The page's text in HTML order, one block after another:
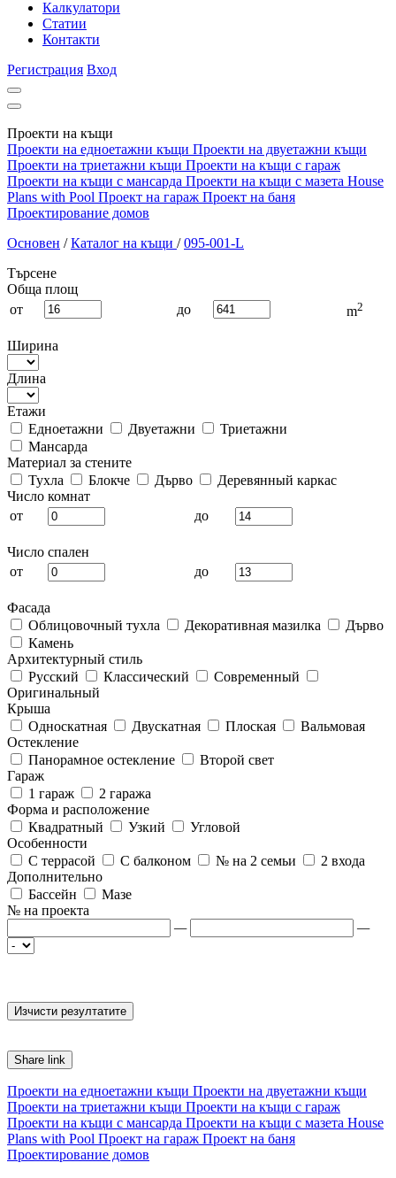
Калкулатори
Статии
Контакти
Регистрация Вход
Проекти на къщи
Проекти на едноетажни къщи Проекти на двуетажни къщи
Проекти на триетажни къщи Проекти на къщи с гараж
Проекти на къщи с мансарда Проекти на къщи с мазета House
Plans with Pool Проект на гараж Проект на баня
Проектирование домов
Основен / Каталог на къщи / 095-001-L
Търсене
Обща площ
от
до m2
Ширина
Длина
Етажи
Едноетажни
Двуетажни
Триетажни
Мансарда
Материал за стените
Тухла
Блокче Дърво
Деревянный каркас
Число комнат
от
до
Число спален
от
до
Фасада
Облицовочный тухла
Декоративная мазилка
Дърво
Камень
Архитектурный стиль
Русский
Классический
Современный
Оригинальный
Крыша
Односкатная
Двускатная Плоская
Вальмовая
Остекление
Панорамное остекление
Второй свет
Гараж
1 гараж
2 гаража
Форма и расположение
Квадратный
Узкий
Угловой
Особенности
С террасой
С балконом № на 2 семьи
2 входа
Дополнительно
Бассейн
Мазе
№ на проекта
—
—
Share link
Проекти на едноетажни къщи Проекти на двуетажни къщи
Проекти на триетажни къщи Проекти на къщи с гараж
Проекти на къщи с мансарда Проекти на къщи с мазета House
Plans with Pool Проект на гараж Проект на баня
Проектирование домов